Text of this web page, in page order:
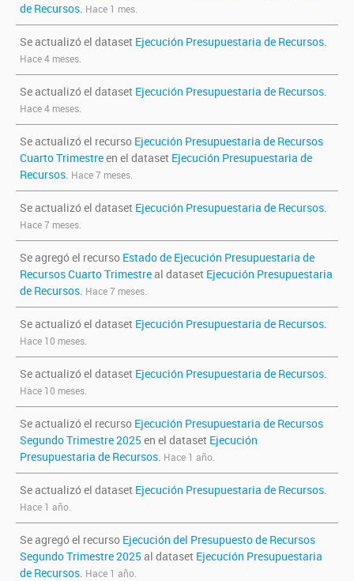
de Recursos. Hace 1 mes.
Se actualizó el dataset Ejecución Presupuestaria de Recursos.
Hace 4 meses.
Se actualizó el dataset Ejecución Presupuestaria de Recursos.
Hace 4 meses.
Se actualizó el recurso Ejecución Presupuestaria de Recursos
Cuarto Trimestreen el dataset Ejecución Presupuestaria de
Recursos. Hace 7 meses.
Se actualizó el dataset Ejecución Presupuestaria de Recursos.
Hace 7 meses.
Se agregó el recurso Estado de Ejecución Presupuestaria de
Recursos Cuarto Trimestreal dataset Ejecución Presupuestaria
de Recursos. Hace 7 meses.
Se actualizó el dataset Ejecución Presupuestaria de Recursos.
Hace 10 meses.
Se actualizó el dataset Ejecución Presupuestaria de Recursos.
Hace 10 meses.
Se actualizó el recurso Ejecución Presupuestaria de Recursos
Segundo Trimestre 2025 en el dataset Ejecución
Presupuestaria de Recursos. Hace 1 año.
Se actualizó el dataset Ejecución Presupuestaria de Recursos.
Hace 1 año.
Se agregó el recurso Ejecución del Presupuesto de Recursos
Segundo Trimestre 2025 al dataset Ejecución Presupuestaria
de Recursos. Hace 1 año.